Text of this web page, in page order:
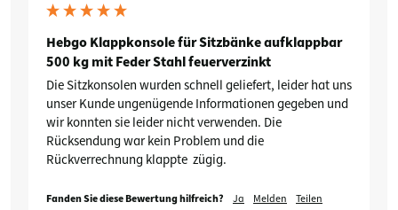
Hebgo Klappkonsole für Sitzbänke aufklappbar
500 kg mit Feder Stahl feuerverzinkt
Die Sitzkonsolen wurden schnell geliefert, leider hat uns
unser Kunde ungenügende Informationen gegeben und
wir konnten sie leider nicht verwenden. Die
Rücksendung war kein Problem und die
Rückverrechnung klappte  zügig.
Fanden Sie diese Bewertung hilfreich? Ja Melden
Teilen